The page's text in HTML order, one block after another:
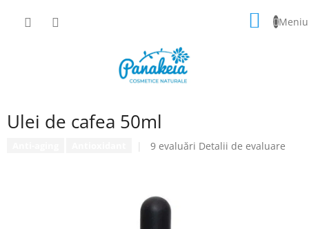
COŞ
Ulei de cafea 50ml
Evaluarea
este
4,2
9 evaluări Detalii de evaluare